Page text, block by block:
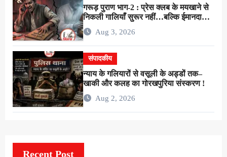
गरूड़ पुराण भाग-2 : प्रेस क्लब के मयखाने से
निकली गालियाँ सुरूर नहीं…बल्कि ईमानदारी
के शोषण की चीख थी !
Aug 3, 2026
संपादकीय
न्याय के गलियारों से वसूली के अड्डों तक–
खाकी और कलह का गोरखपुरिया संस्करण !
Aug 2, 2026
Recent Post